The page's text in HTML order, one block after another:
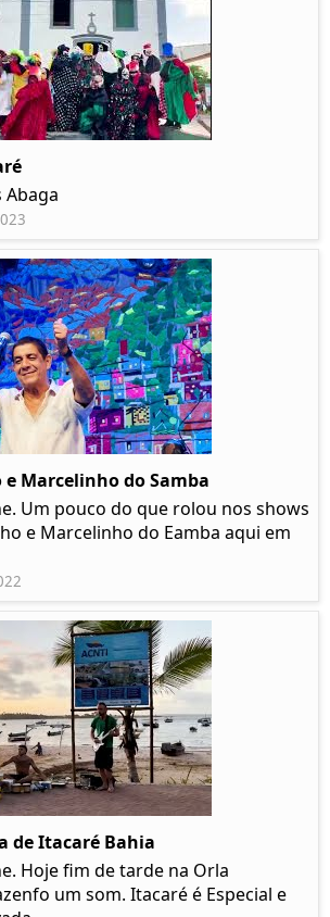
Abaga
e Marcelinho do Samba
Um pouco do que rolou nos shows
e Marcelinho do Eamba aqui em
de Itacaré Bahia
Hoje fim de tarde na Orla
um som. Itacaré é Especial e